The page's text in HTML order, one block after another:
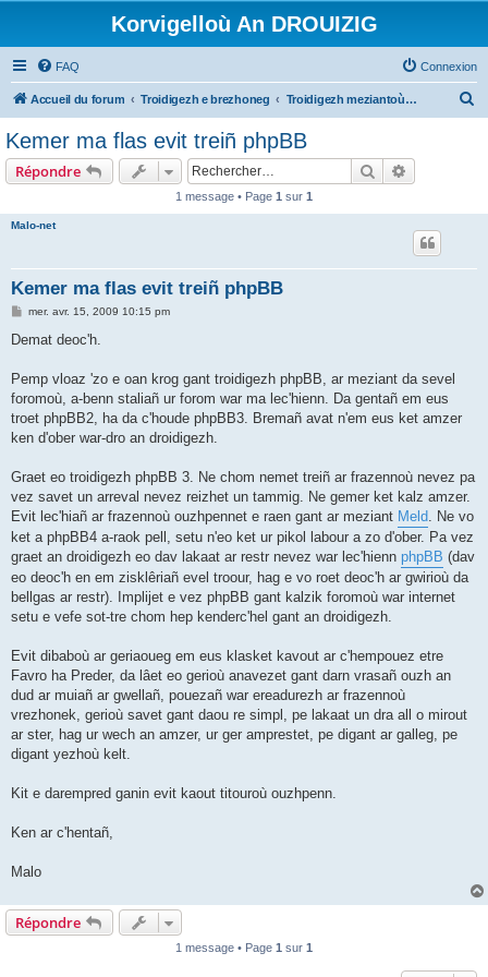
Korvigelloù An DROUIZIG
FAQ Connexion
Accueil du forum Troidigezh e brezhoneg Troidigezh meziantoù all (frank a wirioù evit an darn vrasañ anezho)
Kemer ma flas evit treiñ phpBB
Répondre Rechercher
1 message • Page 1 sur 1
Malo-net
Kemer ma flas evit treiñ phpBB
M
s
g
mer. avr. 15, 2009 10:15 pm
Demat deoc'h.
Pemp vloaz 'zo e oan krog gant troidigezh phpBB, ar meziant da sevel
foromoù, a-benn staliañ ur forom war ma lec'hienn. Da gentañ em eus
troet phpBB2, ha da c'houde phpBB3. Bremañ avat n'em eus ket amzer
ken d'ober war-dro an droidigezh.
Graet eo troidigezh phpBB 3. Ne chom nemet treiñ ar frazennoù nevez pa
vez savet un arreval nevez reizhet un tammig. Ne gemer ket kalz amzer.
Evit lec'hiañ ar frazennoù ouzhpennet e raen gant ar meziant Meld. Ne vo
ket a phpBB4 a-raok pell, setu n'eo ket ur pikol labour a zo d'ober. Pa vez
graet an droidigezh eo dav lakaat ar restr nevez war lec'hienn phpBB (dav
eo deoc'h en em zisklêriañ evel troour, hag e vo roet deoc'h ar gwirioù da
bellgas ar restr). Implijet e vez phpBB gant kalzik foromoù war internet
setu e vefe sot-tre chom hep kenderc'hel gant an droidigezh.
Evit dibaboù ar geriaoueg em eus klasket kavout ar c'hempouez etre
Favro ha Preder, da lâet eo gerioù anavezet gant darn vrasañ ouzh an
dud ar muiañ ar gwellañ, pouezañ war ereadurezh ar frazennoù
vrezhonek, gerioù savet gant daou re simpl, pe lakaat un dra all o mirout
ar ster, hag ur wech an amzer, ur ger amprestet, pe digant ar galleg, pe
digant yezhoù kelt.
Kit e darempred ganin evit kaout titouroù ouzhpenn.
Ken ar c'hentañ,
Malo
Répondre
1 message • Page 1 sur 1